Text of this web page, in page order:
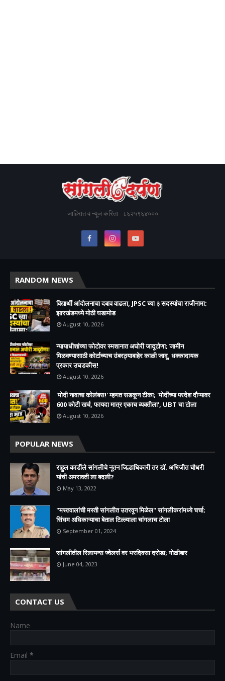
जाहिरात व न्यूज करिता - ८६२५९६४०००
RANDOM NEWS
विद्यार्थी आंदोलनाचा दबाव वाढला, JPSC च्या ३ सदस्यांचा राजीनामा;
झारखंडमध्ये मोठी घडामोड
August 10, 2026
न्यायाधीशांच्या फोटोवर स्मशानात अघोरी जादूटोणा; जामीन
मिळवण्यासाठी कोर्टाच्याच उंबरठ्याबाहेर काळी जादू, धक्कादायक
प्रकार उघडकीस!
August 10, 2026
'मोदी नावाचा कोलंबस!' म्हणत सडकून टीका; 'मोदींच्या परदेश दौऱ्यावर
600 कोटी खर्च, फायदा मात्र एकाच व्यक्तीला', UBT चा टोला
August 10, 2026
POPULAR NEWS
राहुल कार्डीले सांगलीचे नूतन जिल्हाधिकारी तर डॉ. अभिजीत चौधरी
यांची अमरावती ला बदली?
May 13, 2022
"मस्तवालांची मस्ती सांगलीत उतरवून मिळेल" सांगलीकरांमध्ये चर्चा;
सिंघम अधिकाऱ्याचा बेताल टिल्ल्याला चांगलाच टोला
September 01, 2024
सांगलीतील रिलायन्स ज्वेलर्स वर भरदिवसा दरोडा; गोळीबार
June 04, 2023
CONTACT US
Name
Email *